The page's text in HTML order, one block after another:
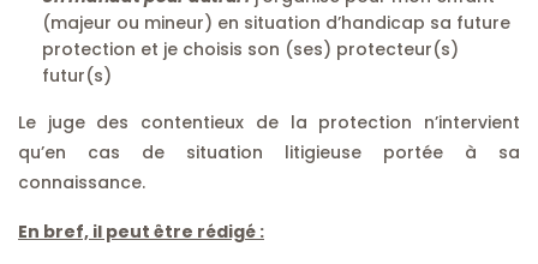
(majeur ou mineur) en situation d’handicap sa future
protection et je choisis son (ses) protecteur(s)
futur(s)
Le juge des contentieux de la protection n’intervient
qu’en cas de situation litigieuse portée à sa
connaissance.
En bref, il peut être rédigé :